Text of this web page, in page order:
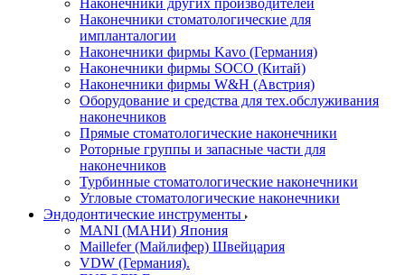
Наконечники других производителей
Наконечники стоматологические для
импланталогии
Наконечники фирмы Kavo (Германия)
Наконечники фирмы SOCO (Китай)
Наконечники фирмы W&H (Австрия)
Оборудование и средства для тех.обслуживания
наконечников
Прямые стоматологические наконечники
Роторные группы и запасные части для
наконечников
Турбинные стоматологические наконечники
Угловые стоматологические наконечники
Эндодонтические инструменты
MANI (МАНИ) Япония
Maillefer (Майлифер) Швейцария
VDW (Германия).